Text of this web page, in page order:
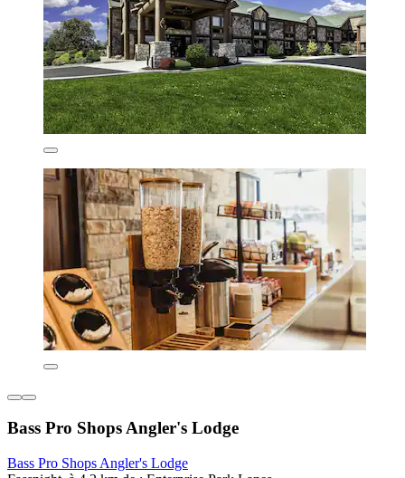
Bass Pro Shops Angler's Lodge
Bass Pro Shops Angler's Lodge